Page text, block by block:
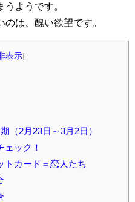
ようです。
は、醜い欲望です。
表示]
（2月23日～3月2日）
ェック！
トカード＝恋人たち